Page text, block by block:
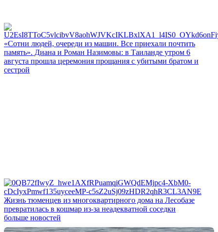
«Сотни людей, очереди из машин. Все приехали почтить
память». Диана и Роман Назимовы: в Таиланде утром 6
августа прошла церемония прощания с убитыми братом и
сестрой
Жизнь тюменцев из многоквартирного дома на Лесобазе
превратилась в кошмар из‑за неадекватной соседки
больше новостей